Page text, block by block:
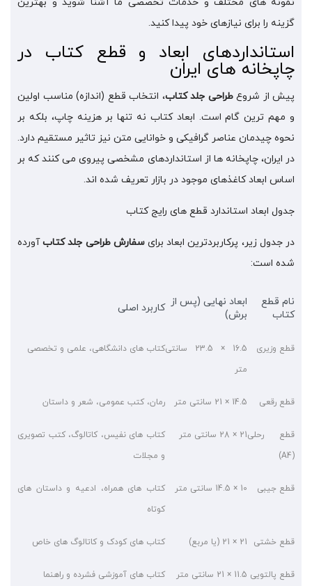
گزینه را برای نیازهای خود پیدا کنید.
استانداردهای ابعاد و قطع کتاب در
چاپخانه های ایران
پیش از شروعطراحی جلد کتاب، انتخاب قطع (اندازه) مناسب اولین
و مهم ترین گام است. ابعاد کتاب نه تنها بر هزینه چاپ، بلکه بر
نحوه چیدمان عناصر گرافیکی و خوانایی متن نیز تاثیر مستقیم دارد.
در ایران، چاپخانه ها از استانداردهای مشخصی پیروی می کنند که بر
اساس ابعاد کاغذهای موجود در بازار تعریف شده اند.
جدول ابعاد استاندارد قطع های رایج کتاب
در جدول زیر، پرکاربردترین ابعاد برایسفارش طراحی جلد کتابآورده
شده است:
نام قطع
کتاب
ابعاد نهایی (پس از
برش)
کاربرد اصلی
قطع وزیری
16.5 × 23.5 سانتی
متر
کتاب های دانشگاهی، علمی و تخصصی
قطع رقعی 14.5 × 21 سانتی متر رمان، کتب عمومی، شعر و داستان
قطع رحلی
(A4)
21 × 28 سانتی متر
کتاب های نفیس، کاتالوگ، کتب تصویری
و مجلات
قطع جیبی 10 × 14.5 سانتی متر
کتاب های همراه، ادعیه و داستان های
کوتاه
قطع خشتی 21 × 21 (یا مربع) کتاب های کودک و کاتالوگ های خاص
قطع پالتویی 11.5 × 21 سانتی متر کتاب های آموزشی فشرده و راهنما